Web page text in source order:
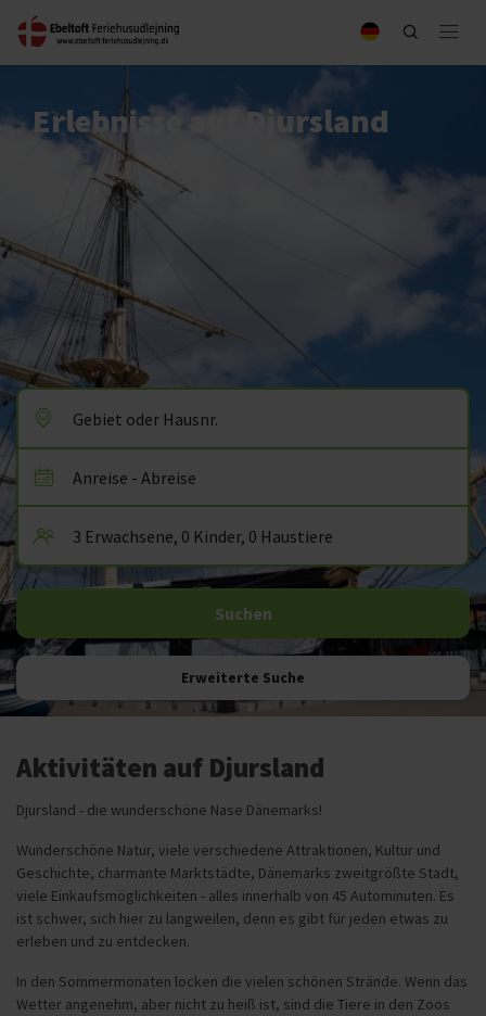
Erlebnisse auf Djursland
Erweiterte Suche
Aktivitäten auf Djursland
Djursland - die wunderschöne Nase Dänemarks!
Wunderschöne Natur, viele verschiedene Attraktionen, Kultur und
Geschichte, charmante Marktstädte, Dänemarks zweitgrößte Stadt,
viele Einkaufsmöglichkeiten - alles innerhalb von 45 Autominuten. Es
ist schwer, sich hier zu langweilen, denn es gibt für jeden etwas zu
erleben und zu entdecken.
In den Sommermonaten locken die vielen schönen Strände. Wenn das
Wetter angenehm, aber nicht zu heiß ist, sind die Tiere in den Zoos